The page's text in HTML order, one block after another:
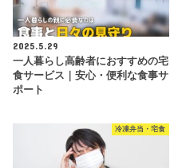
2025.5.29
一人暮らし高齢者におすすめの宅
食サービス｜安心・便利な食事サ
ポート
冷凍弁当・宅食